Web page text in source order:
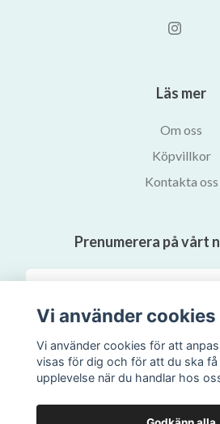
Läs mer
Om oss
Köpvillkor
Kontakta oss
Prenumerera på vårt
Vi använder cookies
Vi använder cookies för att
visas för dig och för att du ska få
upplevelse när du handlar hos